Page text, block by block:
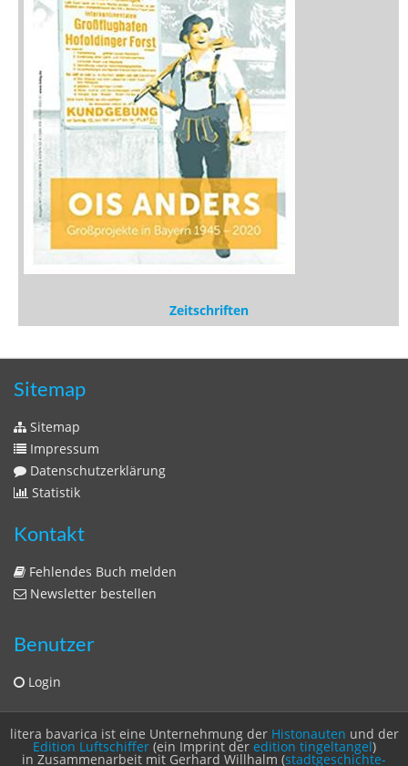
Zeitschriften
Sitemap
Sitemap
Impressum
Datenschutzerklärung
Statistik
Kontakt
Fehlendes Buch melden
Newsletter bestellen
Benutzer
Login
litera bavarica ist eine Unternehmung der Histonauten und der
Edition Luftschiffer(ein Imprint der edition tingeltangel)
in Zusammenarbeit mit Gerhard Willhalm (stadtgeschichte-